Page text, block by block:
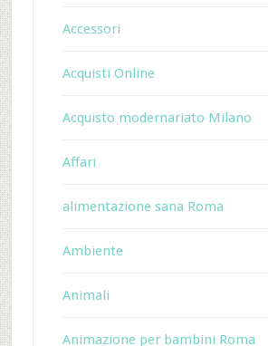
Accessori
Acquisti Online
Acquisto modernariato Milano
Affari
alimentazione sana Roma
Ambiente
Animali
Animazione per bambini Roma